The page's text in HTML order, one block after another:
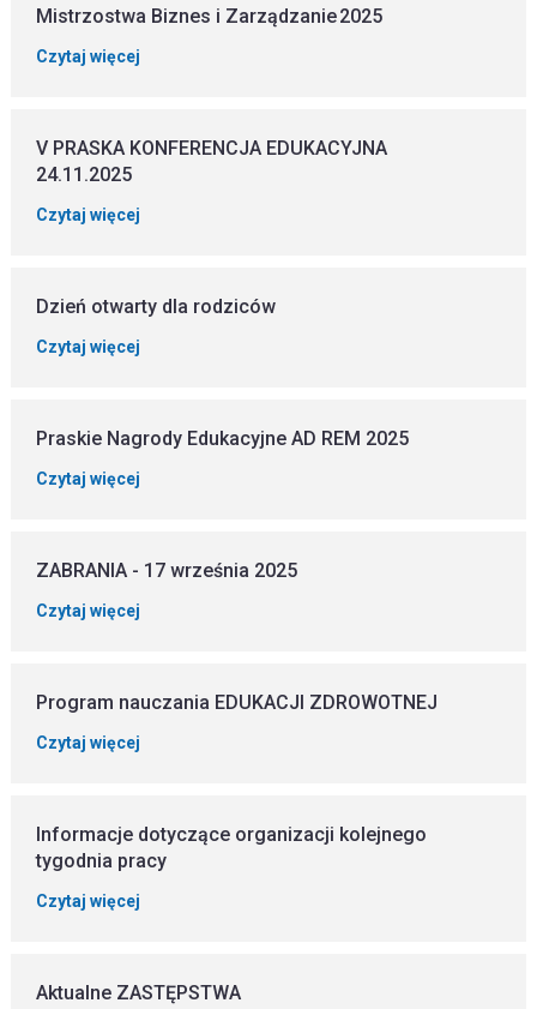
Mistrzostwa Biznes i Zarządzanie 2025
Czytaj więcej
V PRASKA KONFERENCJA EDUKACYJNA
24.11.2025
Czytaj więcej
Dzień otwarty dla rodziców
Czytaj więcej
Praskie Nagrody Edukacyjne AD REM 2025
Czytaj więcej
ZABRANIA - 17 września 2025
Czytaj więcej
Program nauczania EDUKACJI ZDROWOTNEJ
Czytaj więcej
Informacje dotyczące organizacji kolejnego
tygodnia pracy
Czytaj więcej
Aktualne ZASTĘPSTWA